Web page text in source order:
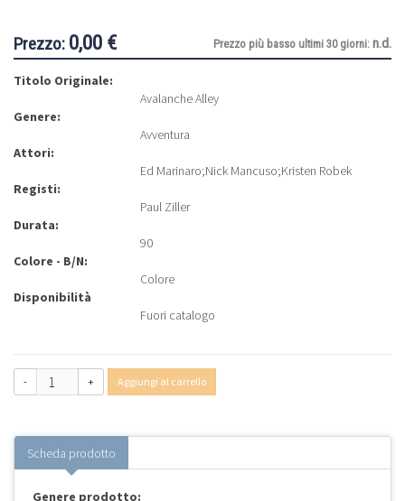
Prezzo: 0,00 € Prezzo più basso ultimi 30 giorni: n.d.
Titolo Originale:
Avalanche Alley
Genere:
Avventura
Attori:
Ed Marinaro;Nick Mancuso;Kristen Robek
Registi:
Paul Ziller
Durata:
90
Colore - B/N:
Colore
Disponibilità
Fuori catalogo
- + Aggiungi al carrello
Scheda prodotto
Genere prodotto: